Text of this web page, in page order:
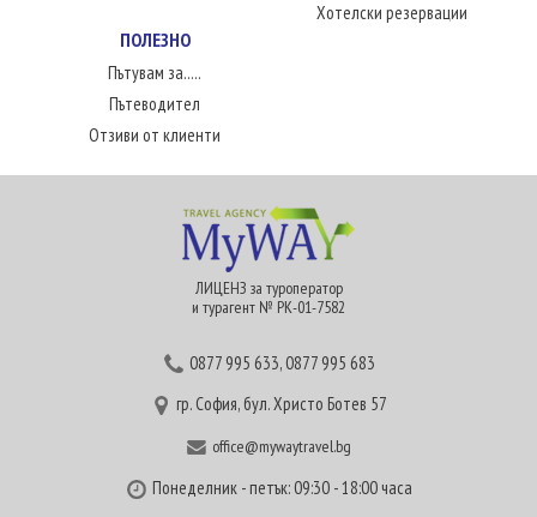
Хотелски резервации
ПОЛЕЗНО
Пътувам за.....
Пътеводител
Отзиви от клиенти
ЛИЦЕНЗ за туроператор
и турагент № РК-01-7582
0877 995 633,0877 995 683
гр. София, бул. Христо Ботев 57
office@mywaytravel.bg
Понеделник - петък: 09:30 - 18:00 часа